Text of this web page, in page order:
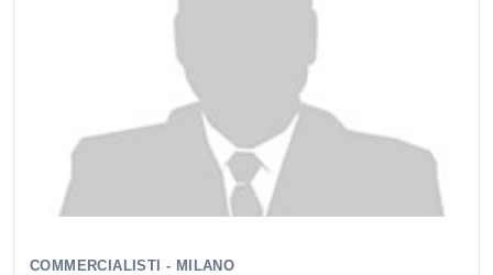
COMMERCIALISTI - MILANO